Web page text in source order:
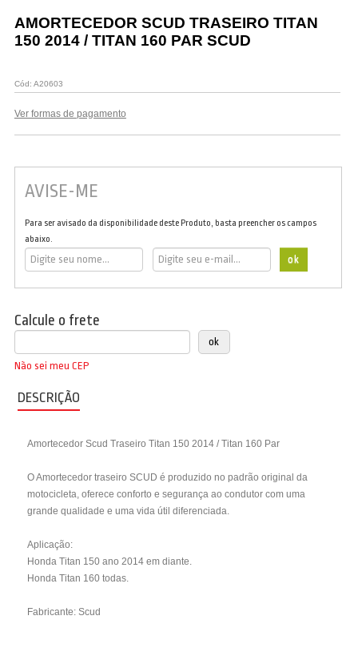
Promoções
AMORTECEDOR SCUD TRASEIRO TITAN
150 2014 / TITAN 160 PAR SCUD
Cód: A20603
Ver formas de pagamento
AVISE-ME
Para ser avisado da disponibilidade deste Produto, basta preencher os campos
abaixo.
Calcule o frete
Não sei meu CEP
DESCRIÇÃO
Amortecedor Scud Traseiro Titan 150 2014 / Titan 160 Par
O Amortecedor traseiro SCUD é produzido no padrão original da
motocicleta, oferece conforto e segurança ao condutor com uma
grande qualidade e uma vida útil diferenciada.
Aplicação:
Honda Titan 150 ano 2014 em diante.
Honda Titan 160 todas.
Fabricante: Scud